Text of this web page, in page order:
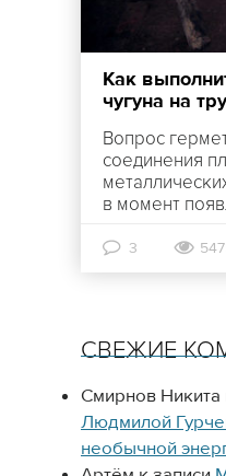
Как
чугуна на
Вопрос
соединения
в момент
3
СВЕЖИЕ
Смирнов Никита
Людмилой
необычной